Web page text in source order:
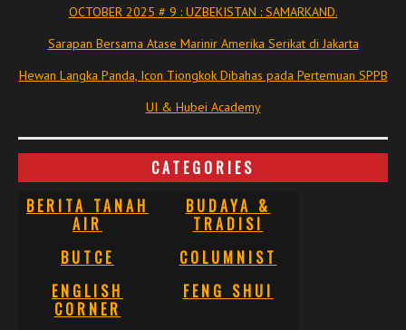
OCTOBER 2025 # 9 : UZBEKISTAN : SAMARKAND.
Sarapan Bersama Atase Marinir Amerika Serikat di Jakarta
Hewan Langka Panda, Icon Tiongkok Dibahas pada Pertemuan SPPB
UI & Hubei Academy
CATEGORIES
BERITA TANAH
AIR
BUDAYA &
TRADISI
BUTCE
COLUMNIST
ENGLISH
CORNER
FENG SHUI